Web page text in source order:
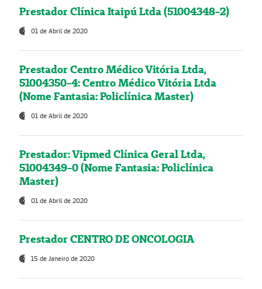
Prestador Clínica Itaipú Ltda (51004348-2)
01 de Abril de 2020
Prestador Centro Médico Vitória Ltda,
51004350-4: Centro Médico Vitória Ltda
(Nome Fantasia: Policlínica Master)
01 de Abril de 2020
Prestador: Vipmed Clínica Geral Ltda,
51004349-0 (Nome Fantasia: Policlínica
Master)
01 de Abril de 2020
Prestador CENTRO DE ONCOLOGIA
15 de Janeiro de 2020